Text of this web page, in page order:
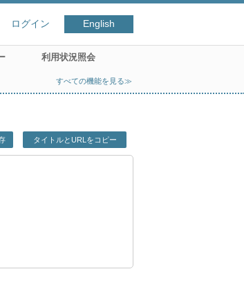
ログイン English
利用状況照会
すべての機能を見る≫
タイトルとURLをコピー